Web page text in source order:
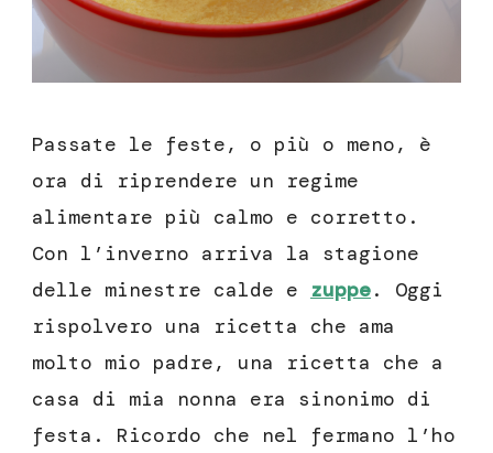
Passate le feste, o più o meno, è
ora di riprendere un regime
alimentare più calmo e corretto.
Con l’inverno arriva la stagione
delle minestre calde e zuppe. Oggi
rispolvero una ricetta che ama
molto mio padre, una ricetta che a
casa di mia nonna era sinonimo di
festa. Ricordo che nel fermano l’ho